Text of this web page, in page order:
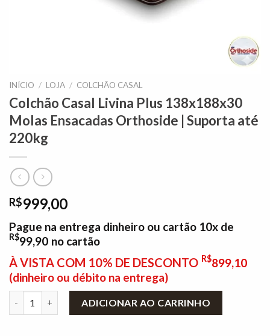
INÍCIO / LOJA / COLCHÃO CASAL
Colchão Casal Livina Plus 138x188x30
Molas Ensacadas Orthoside | Suporta até
220kg
R$999,00
Pague na entrega dinheiro ou cartão 10x de
R$99,90 no cartão
À VISTA COM 10% DE DESCONTO R$899,10
(dinheiro ou débito na entrega)
ADICIONAR AO CARRINHO